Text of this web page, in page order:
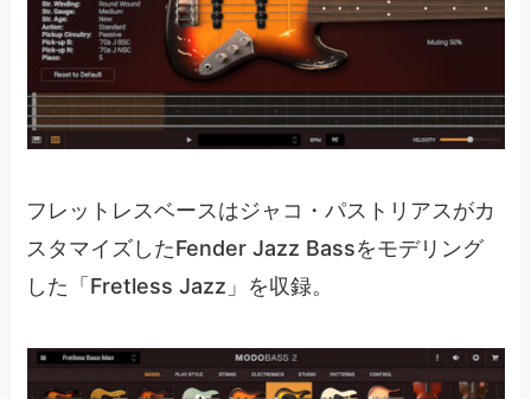
フレットレスベースはジャコ・パストリアスがカ
スタマイズしたFender Jazz Bassをモデリング
した「Fretless Jazz」を収録。